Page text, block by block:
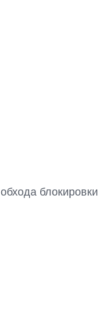
блокировки